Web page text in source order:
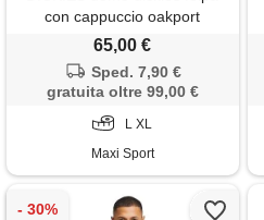
con cappuccio oakport
65,00 €
Sped. 7,90 €
gratuita oltre 99,00 €
L XL
Maxi Sport